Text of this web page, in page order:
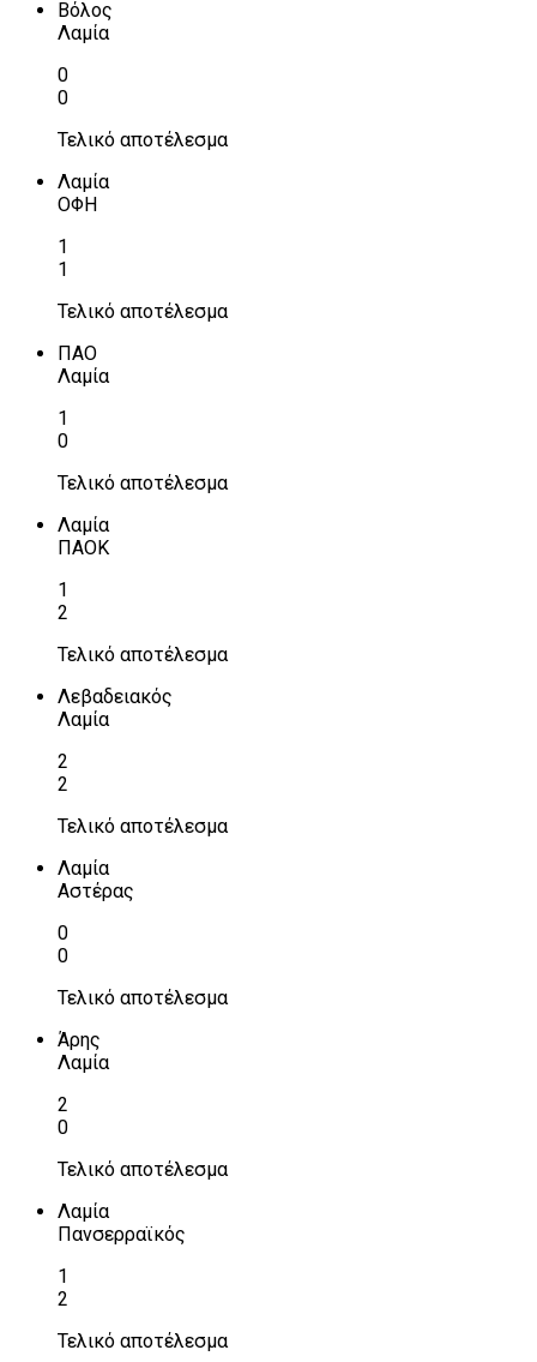
Βόλος
Λαμία
0
0
Τελικό αποτέλεσμα
Λαμία
ΟΦΗ
1
1
Τελικό αποτέλεσμα
ΠΑΟ
Λαμία
1
0
Τελικό αποτέλεσμα
Λαμία
ΠΑΟΚ
1
2
Τελικό αποτέλεσμα
Λεβαδειακός
Λαμία
2
2
Τελικό αποτέλεσμα
Λαμία
Αστέρας
0
0
Τελικό αποτέλεσμα
Άρης
Λαμία
2
0
Τελικό αποτέλεσμα
Λαμία
Πανσερραϊκός
1
2
Τελικό αποτέλεσμα